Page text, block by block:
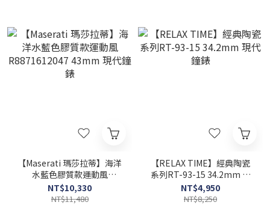
【Maserati 瑪莎拉蒂】海洋
水藍色膠質款運動風
R8871612047 43mm 現代
鐘錶
NT$10,330
NT$11,480
【RELAX TIME】經典陶瓷
系列RT-93-15 34.2mm 現
代鐘錶
NT$4,950
NT$8,250